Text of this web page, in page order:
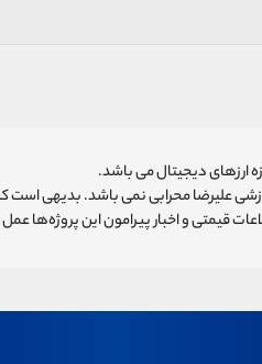
ارزهای دیجیتال می باشد.
علیرضا محرابی نمی باشد. بدیهی
قیمتی و اخبار پیرامون این پروژه‌‌ها